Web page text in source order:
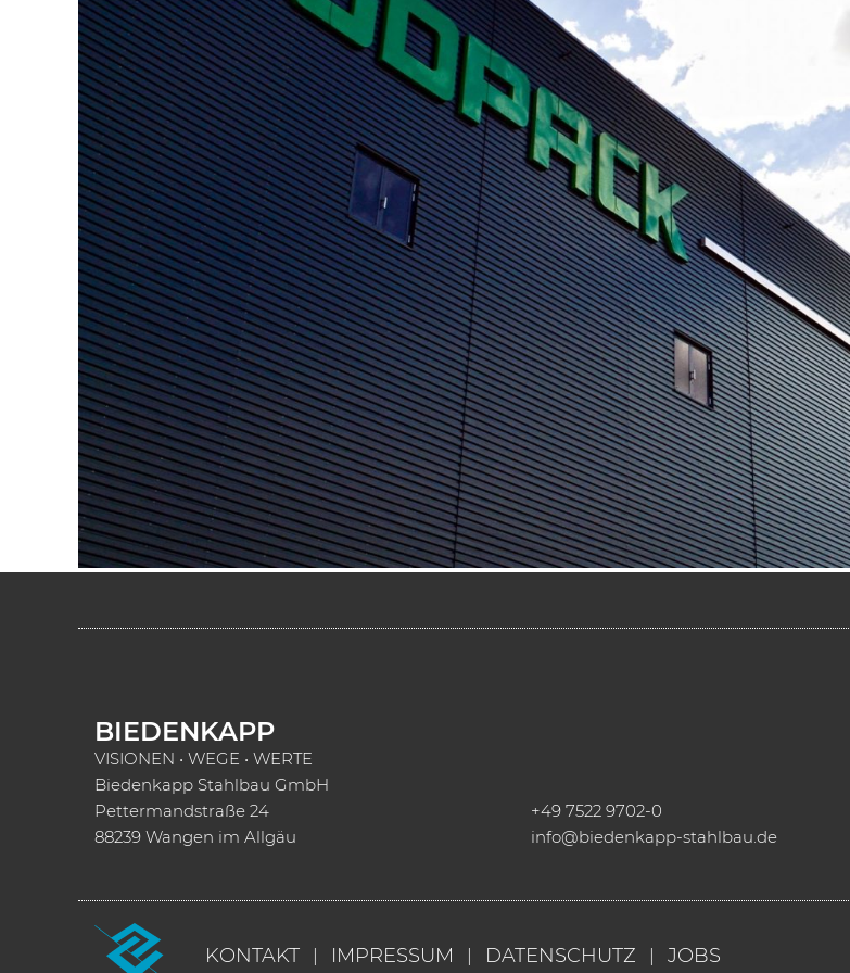
BIEDENKAPP
VISIONEN • WEGE • WERTE
Biedenkapp Stahlbau GmbH
Pettermandstraße 24
88239 Wangen im Allgäu
+49 7522 9702-0
info@biedenkapp-stahlbau.de
KONTAKT IMPRESSUM DATENSCHUTZ JOBS